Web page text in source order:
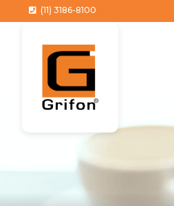
(11) 3186-8100